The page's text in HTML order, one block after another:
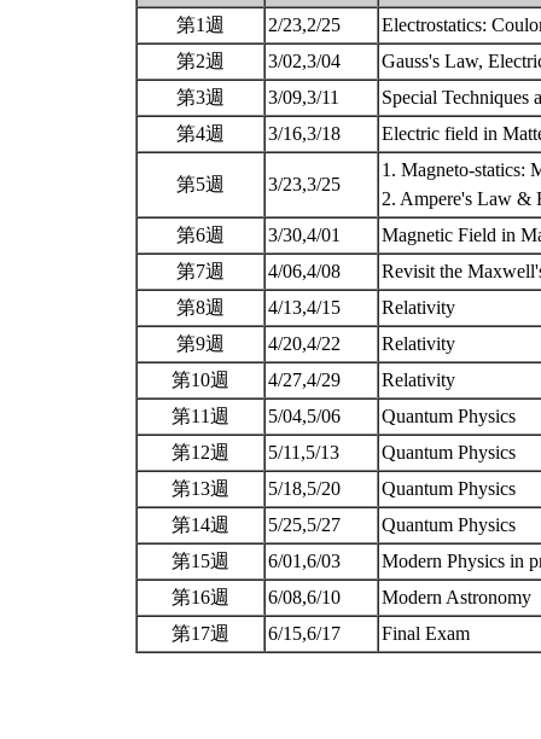
第1週
2/23,2/25
Electrostatics:
第2週
3/02,3/04
Gauss's Law,
第3週
3/09,3/11
Special Techniques
第4週
3/16,3/18 Electric field in
第5週 3/23,3/25
1. Magneto-statics:
2. Ampere's Law
第6週
3/30,4/01
Magnetic Field in
第7週
4/06,4/08
Revisit the
第8週
4/13,4/15
Relativity
第9週
4/20,4/22
Relativity
第10週
4/27,4/29
Relativity
第11週
5/04,5/06
Quantum Physics
第12週
5/11,5/13
Quantum Physics
第13週
5/18,5/20
Quantum Physics
第14週
5/25,5/27
Quantum Physics
第15週
6/01,6/03
Modern Physics in
第16週
6/08,6/10
Modern Astronomy
第17週
6/15,6/17 Final Exam